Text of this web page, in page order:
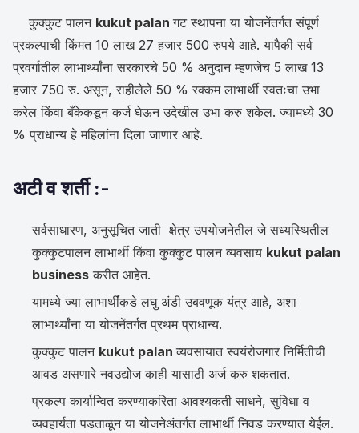
कुक्कुट पालन kukut palanगट स्थापना या योजनेंतर्गत संपूर्ण
प्रकल्पाची किंमत 10 लाख 27 हजार 500 रुपये आहे. यापैकी सर्व
प्रवर्गातील लाभार्थ्यांना सरकारचे 50 % अनुदान म्हणजेच 5 लाख 13
हजार 750 रु. असून, राहीलेले 50 % रक्कम लाभार्थी स्वतःचा उभा
करेल किंवा बँकेकडून कर्ज घेऊन उदेखील उभा करु शकेल. ज्यामध्ये 30
% प्राधान्य हे महिलांना दिला जाणार आहे.
अटी व शर्ती :-
सर्वसाधारण, अनुसूचित जाती क्षेत्र उपयोजनेतील जे सध्यस्थितील
कुक्कुटपालन लाभार्थी किंवा कुक्कुट पालन व्यवसाय kukut palan
business करीत आहेत.
यामध्ये ज्या लाभार्थींकडे लघु अंडी उबवणूक यंत्र आहे, अशा
लाभार्थ्यांना या योजनेंतर्गत प्रथम प्राधान्य.
कुक्कुट पालन kukut palanव्यवसायात स्वयंरोजगार निर्मितीची
आवड असणारे नवउद्योज काही यासाठी अर्ज करु शकतात.
प्रकल्प कार्यान्वित करण्याकरिता आवश्यकती साधने, सुविधा व
व्यवहार्यता पडताळून या योजनेअंतर्गत लाभार्थी निवड करण्यात येईल.